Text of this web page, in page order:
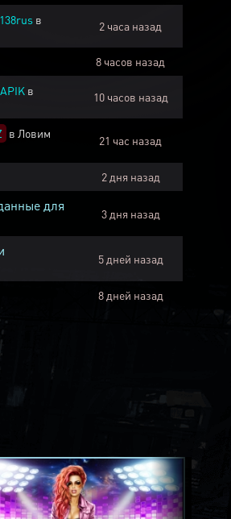
в
2 часа назад
8 часов назад
в
10 часов назад
в Ловим
21 час назад
2 дня назад
для
3 дня назад
5 дней назад
8 дней назад